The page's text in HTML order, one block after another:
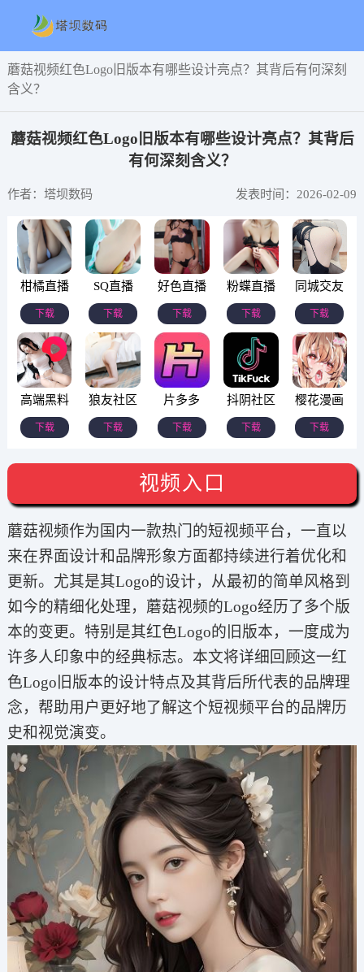
蘑菇视频红色Logo旧版本有哪些设计亮点？其背后有何深刻
含义？
蘑菇视频红色Logo旧版本有哪些设计亮点？其背后
有何深刻含义？
作者：塔坝数码 发表时间：2026-02-09
柑橘直播
下载
SQ直播
下载
好色直播
下载
粉蝶直播
下载
同城交友
下载
高端黑料
下载
狼友社区
下载
片多多
下载
抖阴社区
下载
樱花漫画
下载
视频入口
蘑菇视频作为国内一款热门的短视频平台，一直以
来在界面设计和品牌形象方面都持续进行着优化和
更新。尤其是其Logo的设计，从最初的简单风格到
如今的精细化处理，蘑菇视频的Logo经历了多个版
本的变更。特别是其红色Logo的旧版本，一度成为
许多人印象中的经典标志。本文将详细回顾这一红
色Logo旧版本的设计特点及其背后所代表的品牌理
念，帮助用户更好地了解这个短视频平台的品牌历
史和视觉演变。